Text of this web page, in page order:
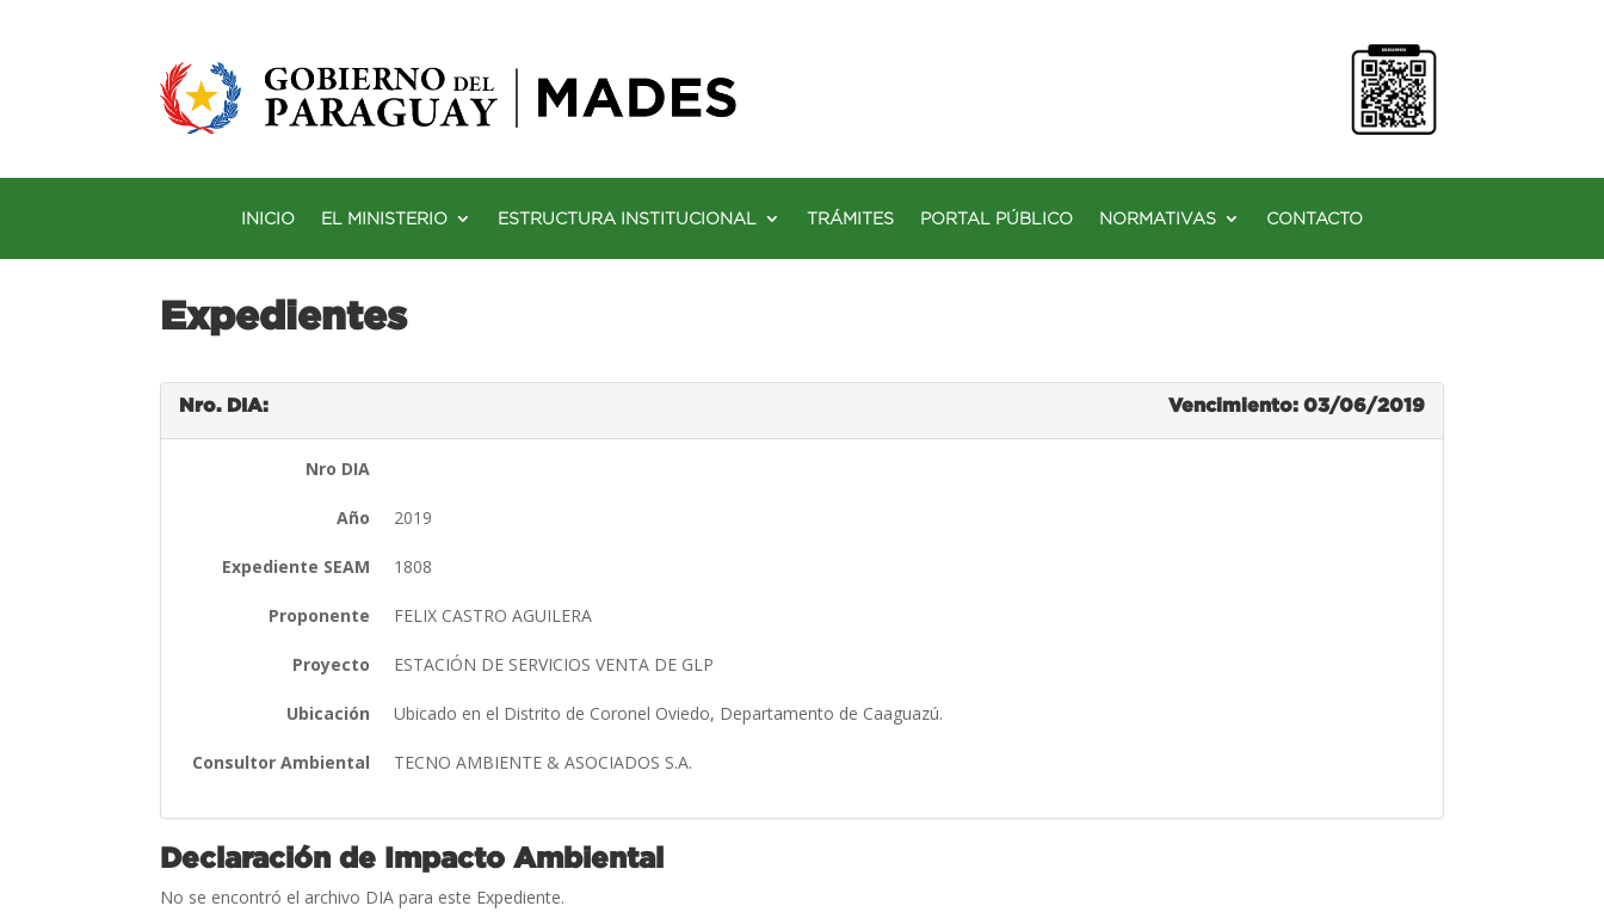
INICIO EL MINISTERIO ESTRUCTURA INSTITUCIONAL TRÁMITES PORTAL PÚBLICO NORMATIVAS CONTACTO
Expedientes
Nro. DIA: Vencimiento: 03/06/2019
Nro DIA
Año 2019
Expediente SEAM 1808
Proponente FELIX CASTRO AGUILERA
Proyecto ESTACIÓN DE SERVICIOS VENTA DE GLP
Ubicación Ubicado en el Distrito de Coronel Oviedo, Departamento de Caaguazú.
Consultor Ambiental TECNO AMBIENTE & ASOCIADOS S.A.
Declaración de Impacto Ambiental
No se encontró el archivo DIA para este Expediente.